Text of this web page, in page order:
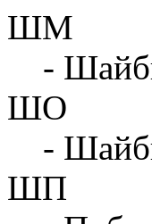
ШМ
-
ШО
-
ШП